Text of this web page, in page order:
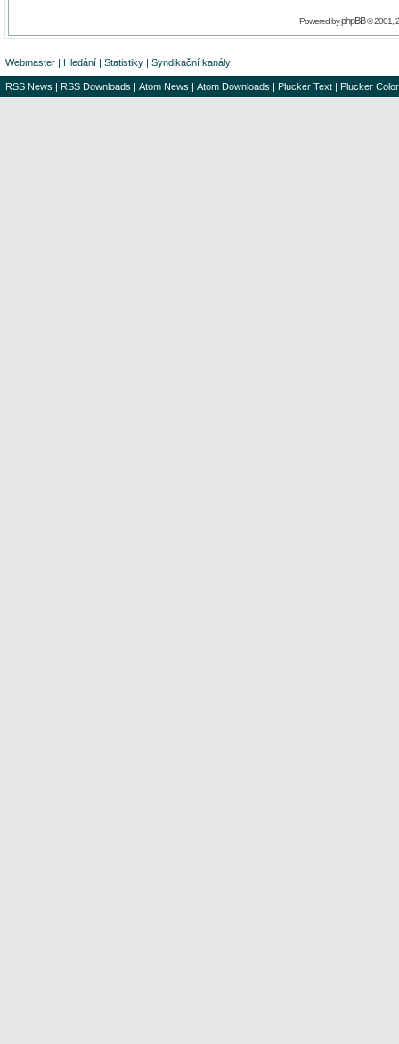
Powered byphpBB© 2001,
Webmaster | Hledání | Statistiky | Syndikační kanály
RSS News | RSS Downloads | Atom News | Atom Downloads | Plucker Text | Plucker Color